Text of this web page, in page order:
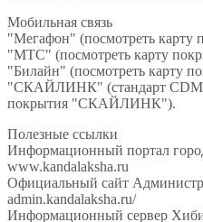
Мобильная связь
"Мегафон" (посмотреть
"МТС" (посмотреть карту
"Билайн" (посмотреть карту
"СКАЙЛИНК" (стандарт
покрытия "СКАЙЛИНК").
Полезные ссылки
Информационный портал
www.kandalaksha.ru
Официальный сайт
admin.kandalaksha.ru/
Информационный сервер